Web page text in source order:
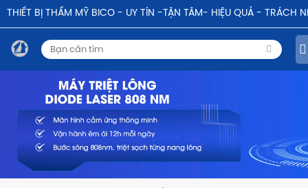
THIẾT BỊ THẨM MỸ BICO - UY TÍN -TẬN TÂM- HIỆU QUẢ - TRÁCH